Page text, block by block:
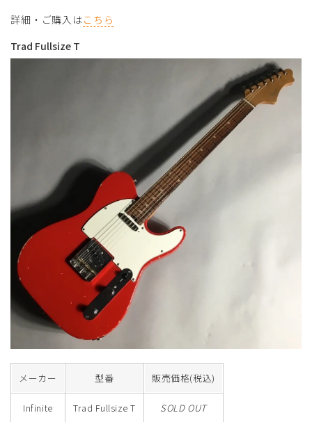
詳細・ご購入はこちら
Trad Fullsize T
メーカー 型番 販売価格(税込)
Infinite Trad Fullsize T SOLD OUT